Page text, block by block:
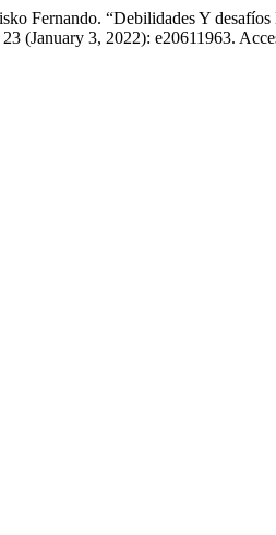
Fernando. “Debilidades Y
23 (January 3, 2022): e20611963.